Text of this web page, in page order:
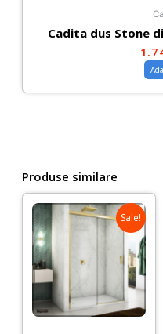
Cadita dus Stone
Produse similare
Sale!